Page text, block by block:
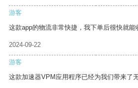
游客
这款app的物流非常快捷，我下单后很快就能
2024-09-22
游客
这款加速器VPM应用程序已经为我们带来了